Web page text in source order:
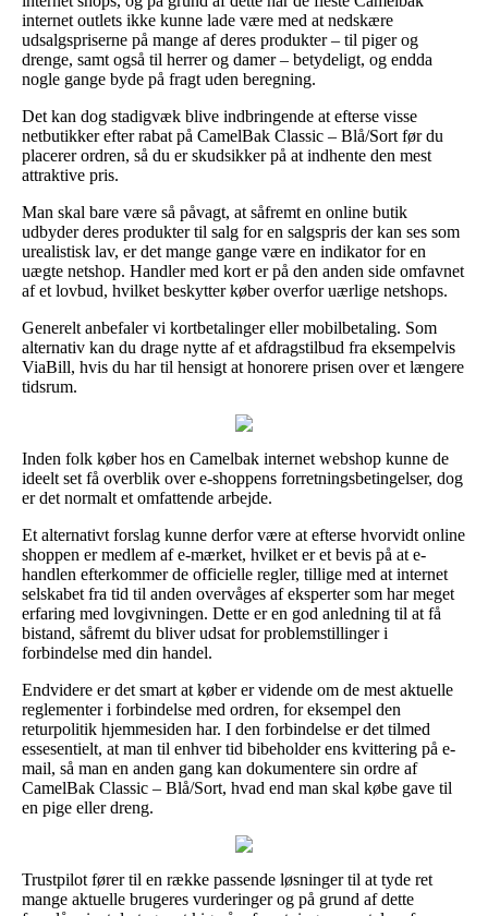
internet outlets ikke kunne lade være med at nedskære
udsalgspriserne på mange af deres produkter – til piger og
drenge, samt også til herrer og damer – betydeligt, og endda
nogle gange byde på fragt uden beregning.
Det kan dog stadigvæk blive indbringende at efterse visse
netbutikker efter rabat på CamelBak Classic – Blå/Sort før du
placerer ordren, så du er skudsikker på at indhente den mest
attraktive pris.
Man skal bare være så påvagt, at såfremt en online butik
udbyder deres produkter til salg for en salgspris der kan ses som
urealistisk lav, er det mange gange være en indikator for en
uægte netshop. Handler med kort er på den anden side omfavnet
af et lovbud, hvilket beskytter køber overfor uærlige netshops.
Generelt anbefaler vi kortbetalinger eller mobilbetaling. Som
alternativ kan du drage nytte af et afdragstilbud fra eksempelvis
ViaBill, hvis du har til hensigt at honorere prisen over et længere
tidsrum.
Inden folk køber hos en Camelbak internet webshop kunne de
ideelt set få overblik over e-shoppens forretningsbetingelser, dog
er det normalt et omfattende arbejde.
Et alternativt forslag kunne derfor være at efterse hvorvidt online
shoppen er medlem af e-mærket, hvilket er et bevis på at e-
handlen efterkommer de officielle regler, tillige med at internet
selskabet fra tid til anden overvåges af eksperter som har meget
erfaring med lovgivningen. Dette er en god anledning til at få
bistand, såfremt du bliver udsat for problemstillinger i
forbindelse med din handel.
Endvidere er det smart at køber er vidende om de mest aktuelle
reglementer i forbindelse med ordren, for eksempel den
returpolitik hjemmesiden har. I den forbindelse er det tilmed
essesentielt, at man til enhver tid bibeholder ens kvittering på e-
mail, så man en anden gang kan dokumentere sin ordre af
CamelBak Classic – Blå/Sort, hvad end man skal købe gave til
en pige eller dreng.
Trustpilot fører til en række passende løsninger til at tyde ret
mange aktuelle brugeres vurderinger og på grund af dette